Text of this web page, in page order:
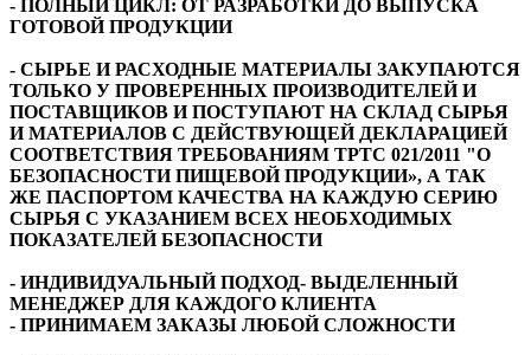
- ПОЛНЫЙ ЦИКЛ: ОТ РАЗРАБОТКИ ДО ВЫПУСКА
ГОТОВОЙ ПРОДУКЦИИ
- СЫРЬЕ И РАСХОДНЫЕ МАТЕРИАЛЫ ЗАКУПАЮТСЯ
ТОЛЬКО У ПРОВЕРЕННЫХ ПРОИЗВОДИТЕЛЕЙ И
ПОСТАВЩИКОВ И ПОСТУПАЮТ НА СКЛАД СЫРЬЯ
И МАТЕРИАЛОВ С ДЕЙСТВУЮЩЕЙ ДЕКЛАРАЦИЕЙ
СООТВЕТСТВИЯ ТРЕБОВАНИЯМ ТРТС 021/2011 "О
БЕЗОПАСНОСТИ ПИЩЕВОЙ ПРОДУКЦИИ», А ТАК
ЖЕ ПАСПОРТОМ КАЧЕСТВА НА КАЖДУЮ СЕРИЮ
СЫРЬЯ С УКАЗАНИЕМ ВСЕХ НЕОБХОДИМЫХ
ПОКАЗАТЕЛЕЙ БЕЗОПАСНОСТИ
- ИНДИВИДУАЛЬНЫЙ ПОДХОД- ВЫДЕЛЕННЫЙ
МЕНЕДЖЕР ДЛЯ КАЖДОГО КЛИЕНТА
- ПРИНИМАЕМ ЗАКАЗЫ ЛЮБОЙ СЛОЖНОСТИ